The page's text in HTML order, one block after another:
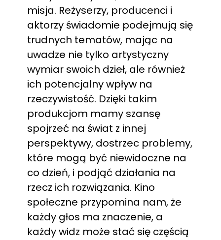
misja. Reżyserzy, producenci i
aktorzy świadomie podejmują się
trudnych tematów, mając na
uwadze nie tylko artystyczny
wymiar swoich dzieł, ale również
ich potencjalny wpływ na
rzeczywistość. Dzięki takim
produkcjom mamy szansę
spojrzeć na świat z innej
perspektywy, dostrzec problemy,
które mogą być niewidoczne na
co dzień, i podjąć działania na
rzecz ich rozwiązania. Kino
społeczne przypomina nam, że
każdy głos ma znaczenie, a
każdy widz może stać się częścią